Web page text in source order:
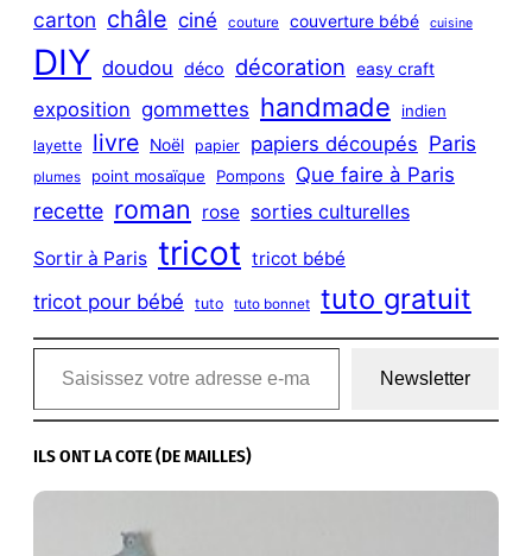
carton châle ciné couture couverture bébé cuisine
DIY doudou déco décoration easy craft
exposition gommettes handmade indien
layette livre Noël papier papiers découpés Paris
plumes point mosaïque Pompons Que faire à Paris
recette roman rose sorties culturelles
Sortir à Paris tricot tricot bébé
tricot pour bébé tuto tuto bonnet tuto gratuit
Saisissez votre adresse e-mail…
Newsletter
ILS ONT LA COTE (DE MAILLES)